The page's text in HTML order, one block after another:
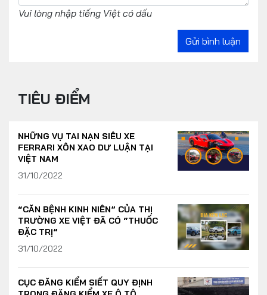
Vui lòng nhập tiếng Việt có dấu
Gửi bình luận
TIÊU ĐIỂM
NHỮNG VỤ TAI NẠN SIÊU XE
FERRARI XÔN XAO DƯ LUẬN TẠI
VIỆT NAM
31/10/2022
“CĂN BỆNH KINH NIÊN” CỦA THỊ
TRƯỜNG XE VIỆT ĐÃ CÓ “THUỐC
ĐẶC TRỊ”
31/10/2022
CỤC ĐĂNG KIỂM SIẾT QUY ĐỊNH